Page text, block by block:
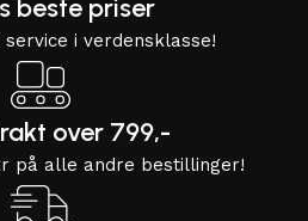
beste priser
i verdensklasse!
over 799,-
på alle andre bestillinger!